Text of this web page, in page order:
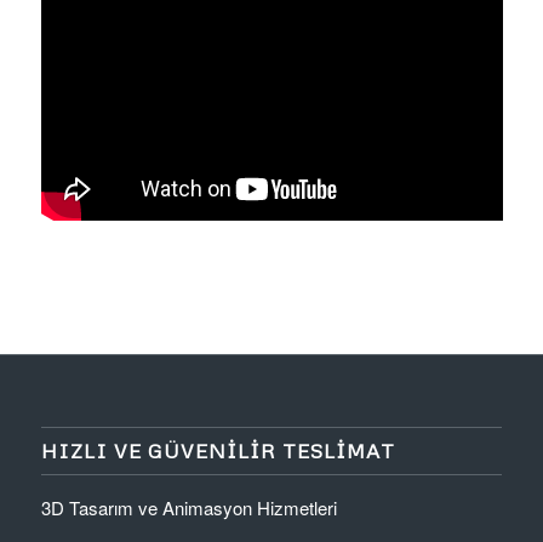
HIZLI VE GÜVENILIR TESLIMAT
3D Tasarım ve Animasyon Hizmetleri